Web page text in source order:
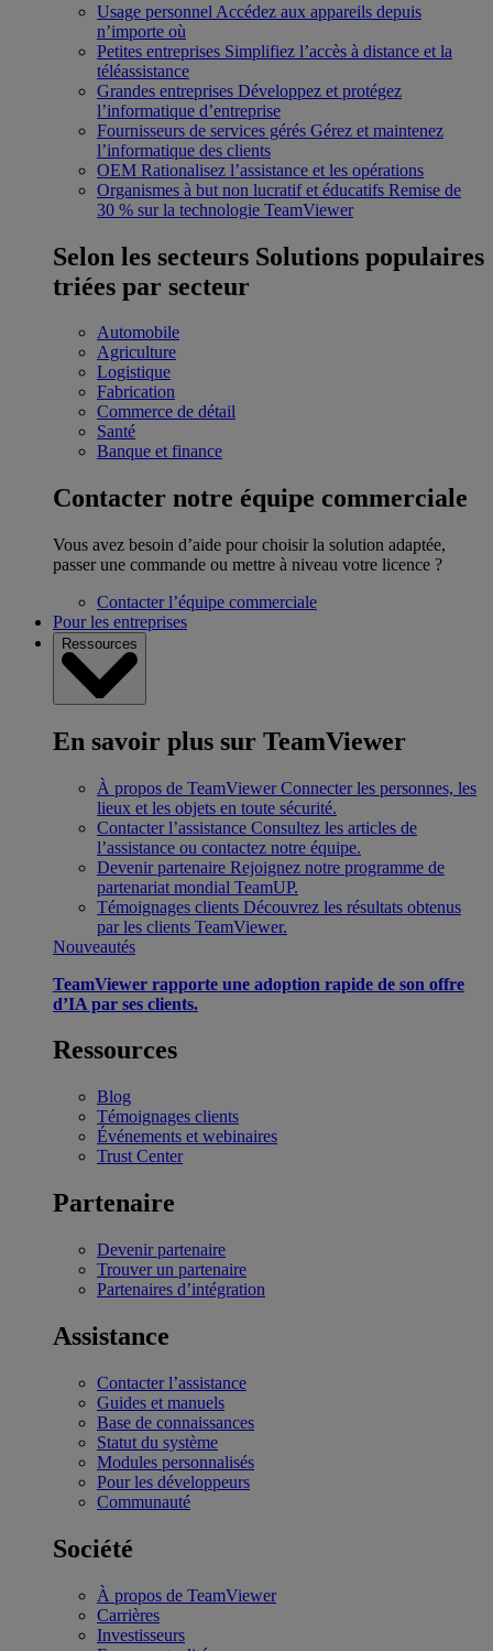
Usage personnel Accédez aux appareils depuis
n’importe où
Petites entreprises Simplifiez l’accès à distance et la
téléassistance
Grandes entreprises Développez et protégez
l’informatique d’entreprise
Fournisseurs de services gérés Gérez et maintenez
l’informatique des clients
OEM Rationalisez l’assistance et les opérations
Organismes à but non lucratif et éducatifs Remise de
30 % sur la technologie TeamViewer
Selon les secteurs Solutions populaires
triées par secteur
Automobile
Agriculture
Logistique
Fabrication
Commerce de détail
Santé
Banque et finance
Contacter notre équipe commerciale
Vous avez besoin d’aide pour choisir la solution adaptée,
passer une commande ou mettre à niveau votre licence ?
Contacter l’équipe commerciale
Pour les entreprises
Ressources
En savoir plus sur TeamViewer
À propos de TeamViewer Connecter les personnes, les
lieux et les objets en toute sécurité.
Contacter l’assistance Consultez les articles de
l’assistance ou contactez notre équipe.
Devenir partenaire Rejoignez notre programme de
partenariat mondial TeamUP.
Témoignages clients Découvrez les résultats obtenus
par les clients TeamViewer.
Nouveautés
TeamViewer rapporte une adoption rapide de son offre
d’IA par ses clients.
Ressources
Blog
Témoignages clients
Événements et webinaires
Trust Center
Partenaire
Devenir partenaire
Trouver un partenaire
Partenaires d’intégration
Assistance
Contacter l’assistance
Guides et manuels
Base de connaissances
Statut du système
Modules personnalisés
Pour les développeurs
Communauté
Société
À propos de TeamViewer
Carrières
Investisseurs